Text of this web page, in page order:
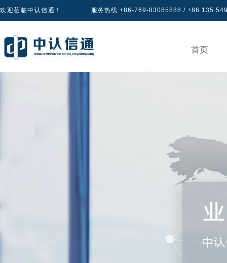
欢迎莅临中认信通！ 服务热线 +86-769-83085888 / +86 135
首页